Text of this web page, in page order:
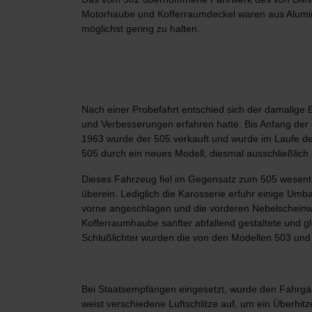
Motorhaube und Kofferraumdeckel waren aus
möglichst gering zu halten.
Nach einer Probefahrt entschied sich der
und Verbesserungen erfahren hatte. Bis Anfang
1963 wurde der 505 verkauft und wurde im Laufe
505 durch ein neues Modell, diesmal ausschließlich
Dieses Fahrzeug fiel im Gegensatz zum 505
überein. Lediglich die Karosserie erfuhr einige
vorne angeschlagen und die vorderen
Kofferraumhaube sanfter abfallend gestaltete und
Schlußlichter wurden die von den Modellen 503
Bei Staatsempfängen eingesetzt, wurde den
weist verschiedene Luftschlitze auf, um ein